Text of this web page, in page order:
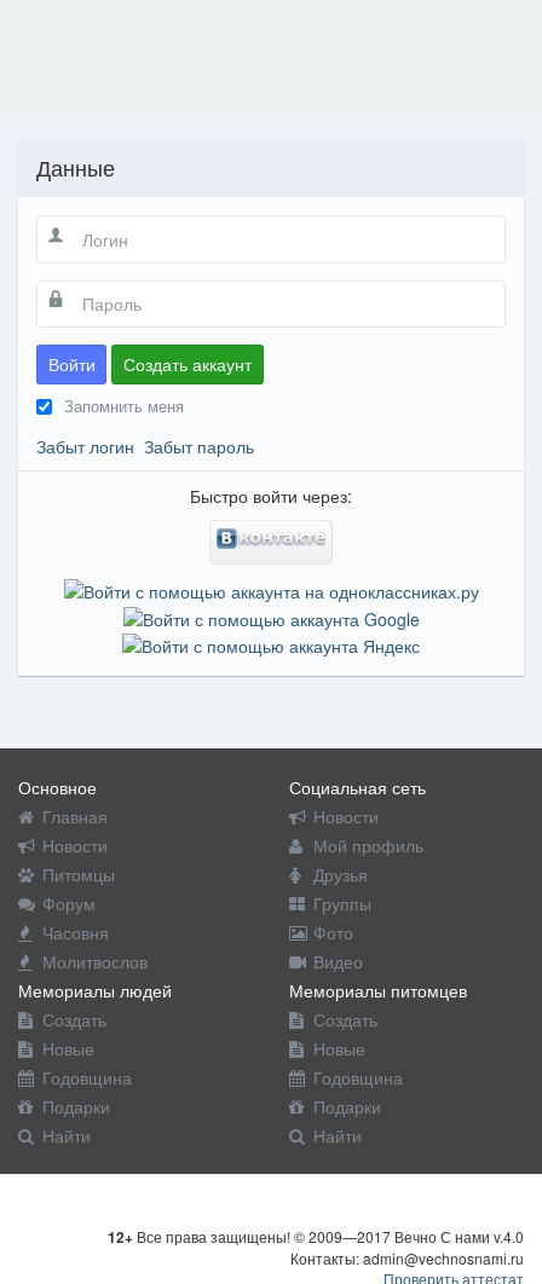
Данные
Войти Создать аккаунт
Запомнить меня
Забыт логин Забыт пароль
Быстро войти через:
Основное
Главная
Новости
Питомцы
Форум
Часовня
Молитвослов
Социальная сеть
Новости
Мой профиль
Друзья
Группы
Фото
Видео
Мемориалы людей
Создать
Новые
Годовщина
Подарки
Найти
Мемориалы питомцев
Создать
Новые
Годовщина
Подарки
Найти
12+ Все права защищены! © 2009—2017 Вечно С нами v.4.0
Контакты: admin@vechnosnami.ru
Проверить аттестат